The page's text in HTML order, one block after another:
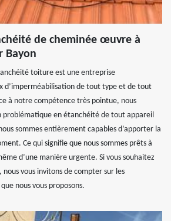
de cheminée œuvre à
Bayon
toiture est une entreprise
d’imperméabilisation de tout type et de tout
à notre compétence très pointue, nous
problématique en étanchéité de tout appareil
sommes entièrement capables d’apporter la
Ce qui signifie que nous sommes prêts à
d’une manière urgente. Si vous souhaitez
vous invitons de compter sur les
nous vous proposons.